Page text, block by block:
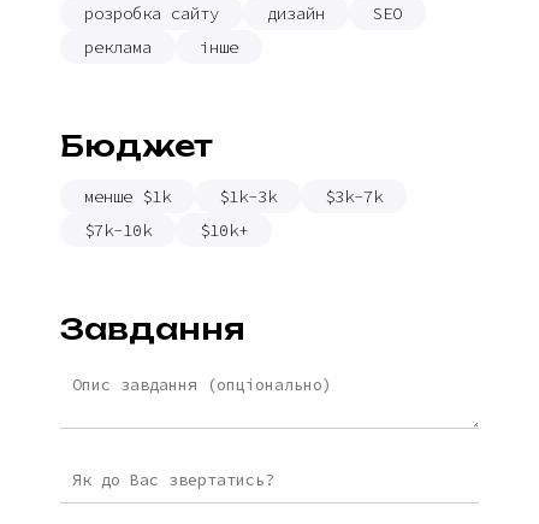
розробка сайту дизайн
SEO
реклама
інше
Бюджет
менше $1k $1k-3k
$3k-7k
$7k-10k
$10k+
Завдання